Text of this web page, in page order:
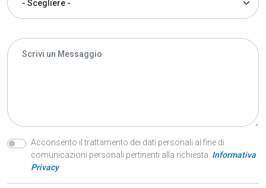
Messagio
Accetto la Privacy(GDPR)
Acconsento il trattamento dei dati personali al fine di
comunicazioni personali pertinenti alla richiesta: Informativa
Privacy